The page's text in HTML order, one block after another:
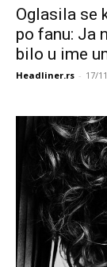
Oglasila se
po fanu: Ja
bilo u ime
Headliner.rs - 17/